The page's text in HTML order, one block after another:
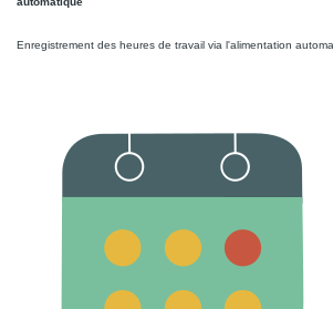
Enregistrement des heures de travail via l'alimentation